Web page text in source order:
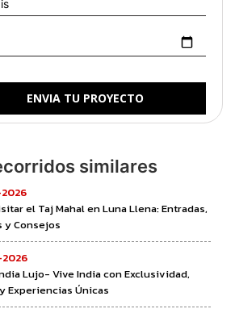
ENVIA TU PROYECTO
similares
el Taj Mahal en Luna Llena: Entradas,
y Consejos
Lujo- Vive India con Exclusividad,
Experiencias Únicas